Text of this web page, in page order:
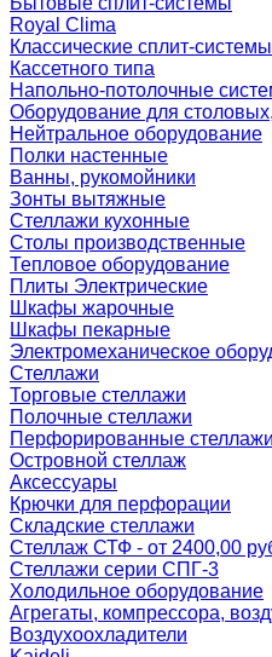
Royal Clima
Классические сплит-
Кассетного типа
Напольно-потолочные
Оборудование для
Нейтральное оборудование
Полки настенные
Ванны, рукомойники
Зонты вытяжные
Стеллажи кухонные
Столы производственные
Тепловое оборудование
Плиты Электрические
Шкафы жарочные
Шкафы пекарные
Электромеханическое
Стеллажи
Торговые стеллажи
Полочные стеллажи
Перфорированные стеллажи
Островной стеллаж
Аксессуары
Крючки для перфорации
Складские стеллажи
Стеллаж СТФ - от 2400,00
Стеллажи серии СПГ-3
Холодильное оборудование
Агрегаты, компрессора,
Воздухоохладители